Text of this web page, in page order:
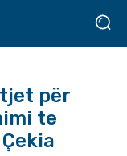
për
te